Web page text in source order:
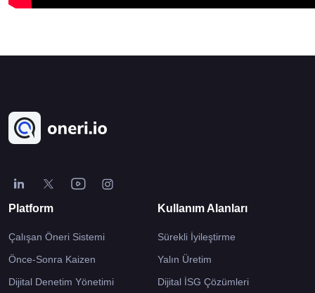
Platform
Çalışan Öneri Sistemi
Önce-Sonra Kaizen
Dijital Denetim Yönetimi
Kullanım Alanları
Sürekli İyileştirme
Yalın Üretim
Dijital İSG Çözümleri